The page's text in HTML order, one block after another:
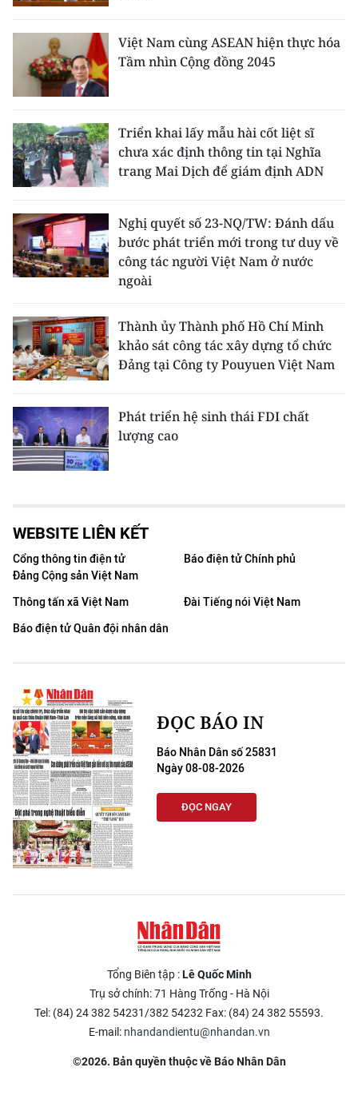
Việt Nam cùng ASEAN hiện thực hóa
Tầm nhìn Cộng đồng 2045
Triển khai lấy mẫu hài cốt liệt sĩ
chưa xác định thông tin tại Nghĩa
trang Mai Dịch để giám định ADN
Nghị quyết số 23-NQ/TW: Đánh dấu
bước phát triển mới trong tư duy về
công tác người Việt Nam ở nước
ngoài
Thành ủy Thành phố Hồ Chí Minh
khảo sát công tác xây dựng tổ chức
Đảng tại Công ty Pouyuen Việt Nam
Phát triển hệ sinh thái FDI chất
lượng cao
WEBSITE LIÊN KẾT
Cổng thông tin điện tử
Đảng Cộng sản Việt Nam
Báo điện tử Chính phủ
Thông tấn xã Việt Nam
Đài Tiếng nói Việt Nam
Báo điện tử Quân đội nhân dân
ĐỌC BÁO IN
Báo Nhân Dân số 25831
Ngày 08-08-2026
ĐỌC NGAY
Tổng Biên tập :Lê Quốc Minh
Trụ sở chính: 71 Hàng Trống - Hà Nội
Tel: (84) 24 382 54231/382 54232 Fax: (84) 24 382 55593.
E-mail: nhandandientu@nhandan.vn
©2026. Bản quyền thuộc về Báo Nhân Dân